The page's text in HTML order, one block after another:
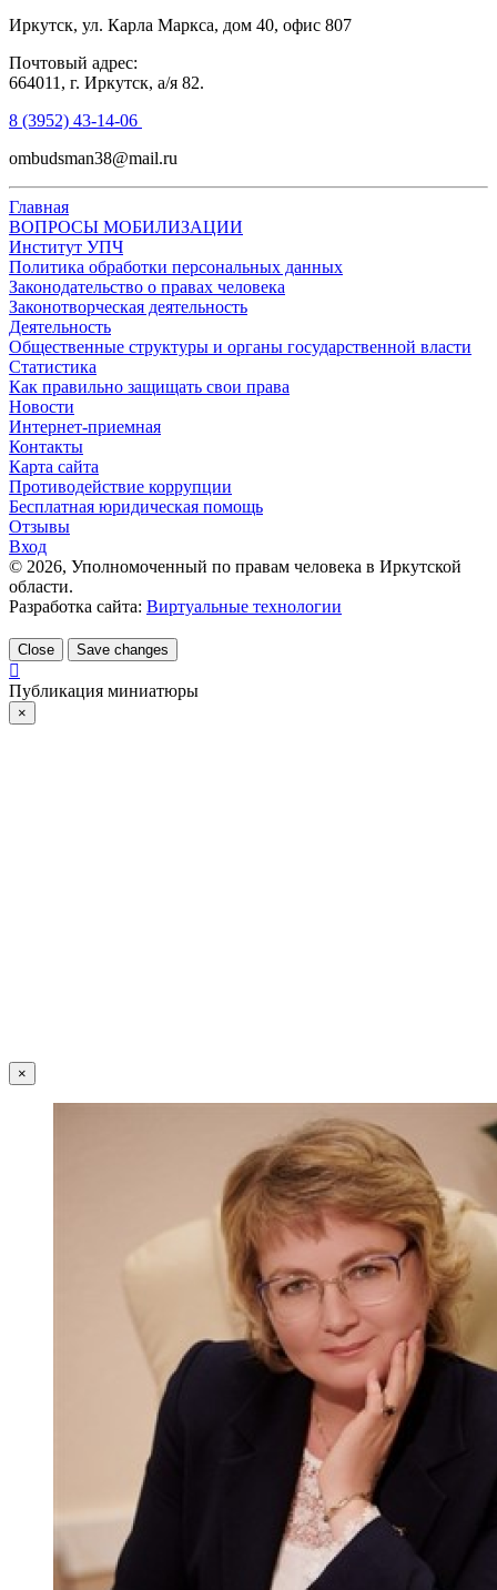
Иркутск, ул. Карла Маркса, дом 40, офис 807
Почтовый адрес:
664011, г. Иркутск, а/я 82.
8 (3952) 43-14-06
ombudsman38@mail.ru
Главная
ВОПРОСЫ МОБИЛИЗАЦИИ
Институт УПЧ
Политика обработки персональных данных
Законодательство о правах человека
Законотворческая деятельность
Деятельность
Общественные структуры и органы государственной власти
Статистика
Как правильно защищать свои права
Новости
Интернет-приемная
Контакты
Карта сайта
Противодействие коррупции
Бесплатная юридическая помощь
Отзывы
Вход
© 2026, Уполномоченный по правам человека в Иркутской
области.
Разработка сайта: Виртуальные технологии
Close Save changes
Публикация миниатюры
×
×